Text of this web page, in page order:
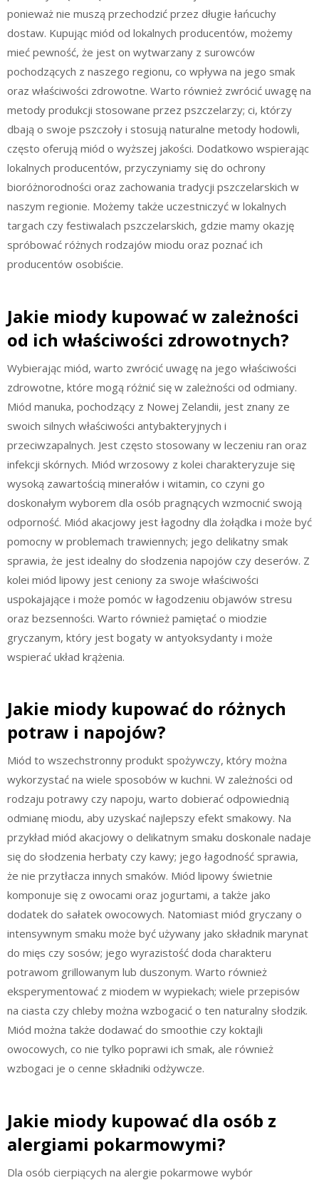
ponieważ nie muszą przechodzić przez długie łańcuchy
dostaw. Kupując miód od lokalnych producentów, możemy
mieć pewność, że jest on wytwarzany z surowców
pochodzących z naszego regionu, co wpływa na jego smak
oraz właściwości zdrowotne. Warto również zwrócić uwagę na
metody produkcji stosowane przez pszczelarzy; ci, którzy
dbają o swoje pszczoły i stosują naturalne metody hodowli,
często oferują miód o wyższej jakości. Dodatkowo wspierając
lokalnych producentów, przyczyniamy się do ochrony
bioróżnorodności oraz zachowania tradycji pszczelarskich w
naszym regionie. Możemy także uczestniczyć w lokalnych
targach czy festiwalach pszczelarskich, gdzie mamy okazję
spróbować różnych rodzajów miodu oraz poznać ich
producentów osobiście.
Jakie miody kupować w zależności
od ich właściwości zdrowotnych?
Wybierając miód, warto zwrócić uwagę na jego właściwości
zdrowotne, które mogą różnić się w zależności od odmiany.
Miód manuka, pochodzący z Nowej Zelandii, jest znany ze
swoich silnych właściwości antybakteryjnych i
przeciwzapalnych. Jest często stosowany w leczeniu ran oraz
infekcji skórnych. Miód wrzosowy z kolei charakteryzuje się
wysoką zawartością minerałów i witamin, co czyni go
doskonałym wyborem dla osób pragnących wzmocnić swoją
odporność. Miód akacjowy jest łagodny dla żołądka i może być
pomocny w problemach trawiennych; jego delikatny smak
sprawia, że jest idealny do słodzenia napojów czy deserów. Z
kolei miód lipowy jest ceniony za swoje właściwości
uspokajające i może pomóc w łagodzeniu objawów stresu
oraz bezsenności. Warto również pamiętać o miodzie
gryczanym, który jest bogaty w antyoksydanty i może
wspierać układ krążenia.
Jakie miody kupować do różnych
potraw i napojów?
Miód to wszechstronny produkt spożywczy, który można
wykorzystać na wiele sposobów w kuchni. W zależności od
rodzaju potrawy czy napoju, warto dobierać odpowiednią
odmianę miodu, aby uzyskać najlepszy efekt smakowy. Na
przykład miód akacjowy o delikatnym smaku doskonale nadaje
się do słodzenia herbaty czy kawy; jego łagodność sprawia,
że nie przytłacza innych smaków. Miód lipowy świetnie
komponuje się z owocami oraz jogurtami, a także jako
dodatek do sałatek owocowych. Natomiast miód gryczany o
intensywnym smaku może być używany jako składnik marynat
do mięs czy sosów; jego wyrazistość doda charakteru
potrawom grillowanym lub duszonym. Warto również
eksperymentować z miodem w wypiekach; wiele przepisów
na ciasta czy chleby można wzbogacić o ten naturalny słodzik.
Miód można także dodawać do smoothie czy koktajli
owocowych, co nie tylko poprawi ich smak, ale również
wzbogaci je o cenne składniki odżywcze.
Jakie miody kupować dla osób z
alergiami pokarmowymi?
Dla osób cierpiących na alergie pokarmowe wybór